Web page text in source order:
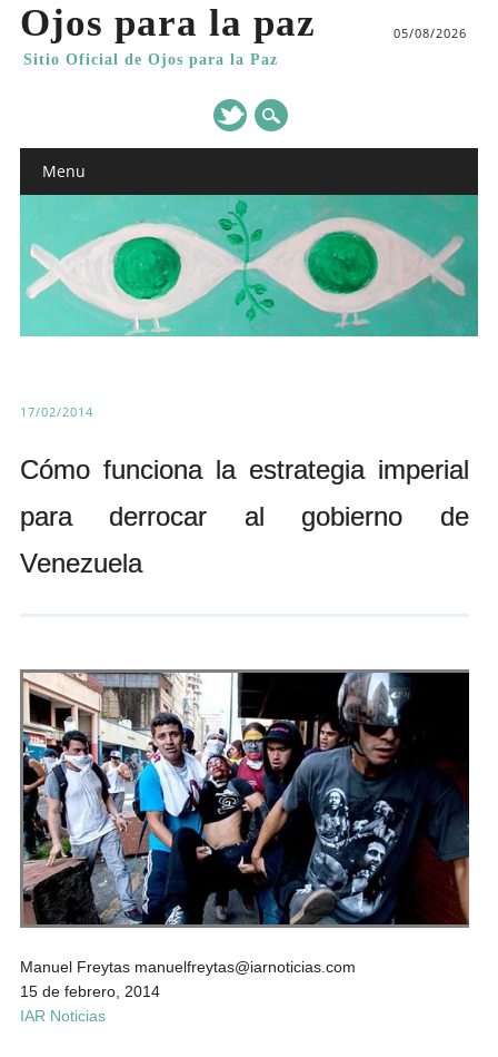
Ojos para la paz
Sitio Oficial de Ojos para la Paz
05/08/2026
Main menu
Menu
Andrés Vázquez de Sola
17/02/2014
Cómo funciona la estrategia imperial
para derrocar al gobierno de
Venezuela
Manuel Freytas manuelfreytas@iarnoticias.com
15 de febrero, 2014
IAR Noticias